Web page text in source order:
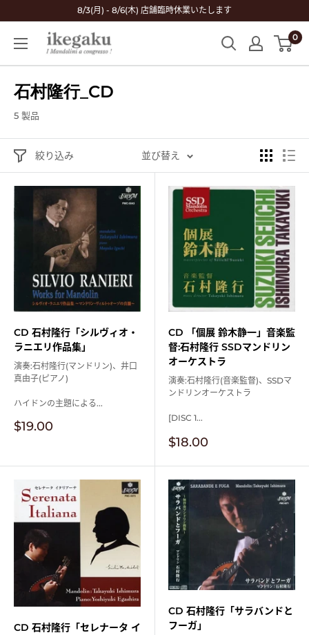
ン
プ
8/3(月) - 8/6(木) 店舗臨時休業いたします
Mandolin
&
Shop
0
石村隆行_CD
5 製品
絞り込み 並び替え
CD 石村隆行「シルヴィオ・
ラニエリ作品集」
演奏:石村隆行(マンドリン)、井口
真由子(ピアノ)
ハイドンの主題による...
販
格
$19.00
CD 「個展 鈴木静一」音楽監
督:石村隆行 SSDマンドリン
オーケストラ
演奏:石村隆行(音楽監督)、SSDマ
ンドリンオーケストラ
[DISC 1...
販
価
格
$18.00
CD 石村隆行「セレナータ イ
CD 石村隆行「サラバンドと
フーガ」